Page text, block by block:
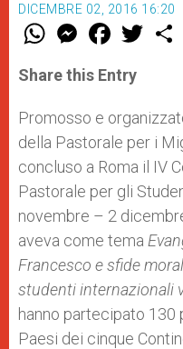
DICEMBRE 02, 2016 16:20
W
t
s
p
p
M
e
s
e
g
e
r
F
a
e
b
o
k
w
r
Share this Entry
Promosso e
della Pastorale per i
concluso a Roma il IV
Pastorale per gli
novembre – 2
aveva come tema
Francesco e sfide
studenti internazionali
hanno partecipato 130
Paesi dei cinque